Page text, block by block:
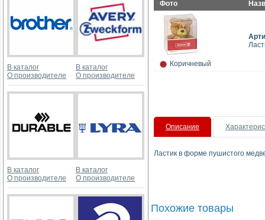
В каталог
О производителе
В каталог
О производителе
В каталог
О производителе
В каталог
О производителе
Фото
Коричневый
Описание
Ластик в форме пушистого
Похожие товары